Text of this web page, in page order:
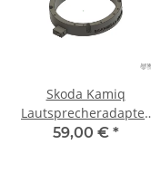
Skoda Kamiq
Lautsprecheradapter
165mm
59,00 € *